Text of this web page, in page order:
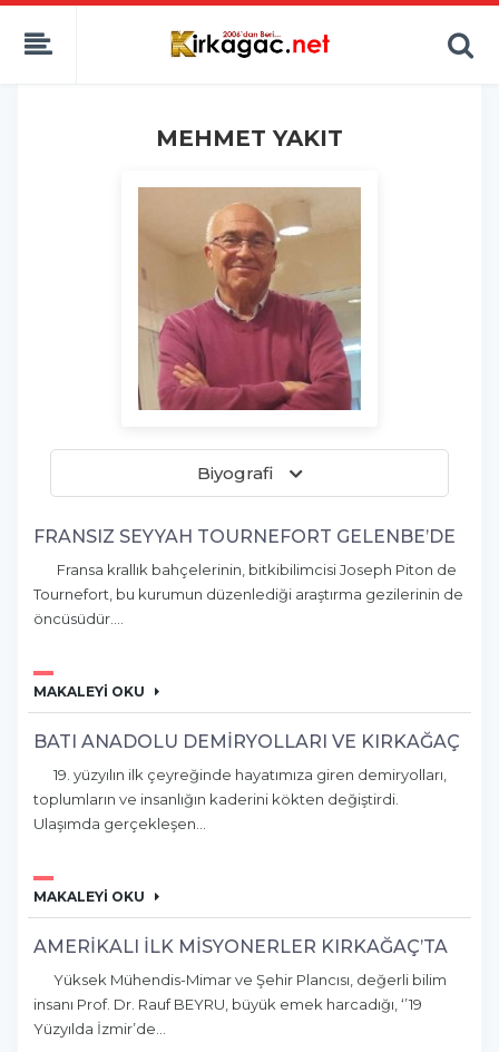
MEHMET YAKIT
Biyografi
FRANSIZ SEYYAH TOURNEFORT GELENBE’DE
Fransa krallık bahçelerinin, bitkibilimcisi Joseph Piton de
Tournefort, bu kurumun düzenlediği araştırma gezilerinin de
öncüsüdür....
MAKALEYİ OKU
BATI ANADOLU DEMİRYOLLARI VE KIRKAĞAÇ
19. yüzyılın ilk çeyreğinde hayatımıza giren demiryolları,
toplumların ve insanlığın kaderini kökten değiştirdi.
Ulaşımda gerçekleşen...
MAKALEYİ OKU
AMERİKALI İLK MİSYONERLER KIRKAĞAÇ’TA
Yüksek Mühendis-Mimar ve Şehir Plancısı, değerli bilim
insanı Prof. Dr. Rauf BEYRU, büyük emek harcadığı, ‘’19
Yüzyılda İzmir’de...